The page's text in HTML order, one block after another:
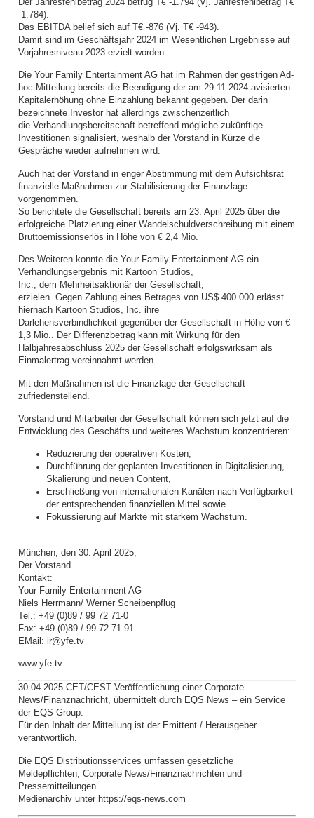
Der Jahresfehlbetrag 2024 betrug T€ -1.794 (Vj. Jahresfehlbetrag T€
-1.784).
Das EBITDA belief sich auf T€ -876 (Vj. T€ -943).
Damit sind im Geschäftsjahr 2024 im Wesentlichen Ergebnisse auf
Vorjahresniveau 2023 erzielt worden.
Die Your Family Entertainment AG hat im Rahmen der gestrigen Ad-
hoc-Mitteilung bereits die Beendigung der am 29.11.2024 avisierten
Kapitalerhöhung ohne Einzahlung bekannt gegeben. Der darin
bezeichnete Investor hat allerdings zwischenzeitlich
die Verhandlungsbereitschaft betreffend mögliche zukünftige
Investitionen signalisiert, weshalb der Vorstand in Kürze die
Gespräche wieder aufnehmen wird.
Auch hat der Vorstand in enger Abstimmung mit dem Aufsichtsrat
finanzielle Maßnahmen zur Stabilisierung der Finanzlage
vorgenommen.
So berichtete die Gesellschaft bereits am 23. April 2025 über die
erfolgreiche Platzierung einer Wandelschuldverschreibung mit einem
Bruttoemissionserlös in Höhe von € 2,4 Mio.
Des Weiteren konnte die Your Family Entertainment AG ein
Verhandlungsergebnis mit Kartoon Studios,
Inc., dem Mehrheitsaktionär der Gesellschaft,
erzielen. Gegen Zahlung eines Betrages von US$ 400.000 erlässt
hiernach Kartoon Studios, Inc. ihre
Darlehensverbindlichkeit gegenüber der Gesellschaft in Höhe von €
1,3 Mio.. Der Differenzbetrag kann mit Wirkung für den
Halbjahresabschluss 2025 der Gesellschaft erfolgswirksam als
Einmalertrag vereinnahmt werden.
Mit den Maßnahmen ist die Finanzlage der Gesellschaft
zufriedenstellend.
Vorstand und Mitarbeiter der Gesellschaft können sich jetzt auf die
Entwicklung des Geschäfts und weiteres Wachstum konzentrieren:
Reduzierung der operativen Kosten,
Durchführung der geplanten Investitionen in Digitalisierung,
Skalierung und neuen Content,
Erschließung von internationalen Kanälen nach Verfügbarkeit
der entsprechenden finanziellen Mittel sowie
Fokussierung auf Märkte mit starkem Wachstum.
München, den 30. April 2025,
Der Vorstand
Kontakt:
Your Family Entertainment AG
Niels Herrmann/ Werner Scheibenpflug
Tel.: +49 (0)89 / 99 72 71-0
Fax: +49 (0)89 / 99 72 71-91
EMail: ir@yfe.tv
www.yfe.tv
30.04.2025 CET/CEST Veröffentlichung einer Corporate
News/Finanznachricht, übermittelt durch EQS News – ein Service
der EQS Group.
Für den Inhalt der Mitteilung ist der Emittent / Herausgeber
verantwortlich.
Die EQS Distributionsservices umfassen gesetzliche
Meldepflichten, Corporate News/Finanznachrichten und
Pressemitteilungen.
Medienarchiv unter https://eqs-news.com